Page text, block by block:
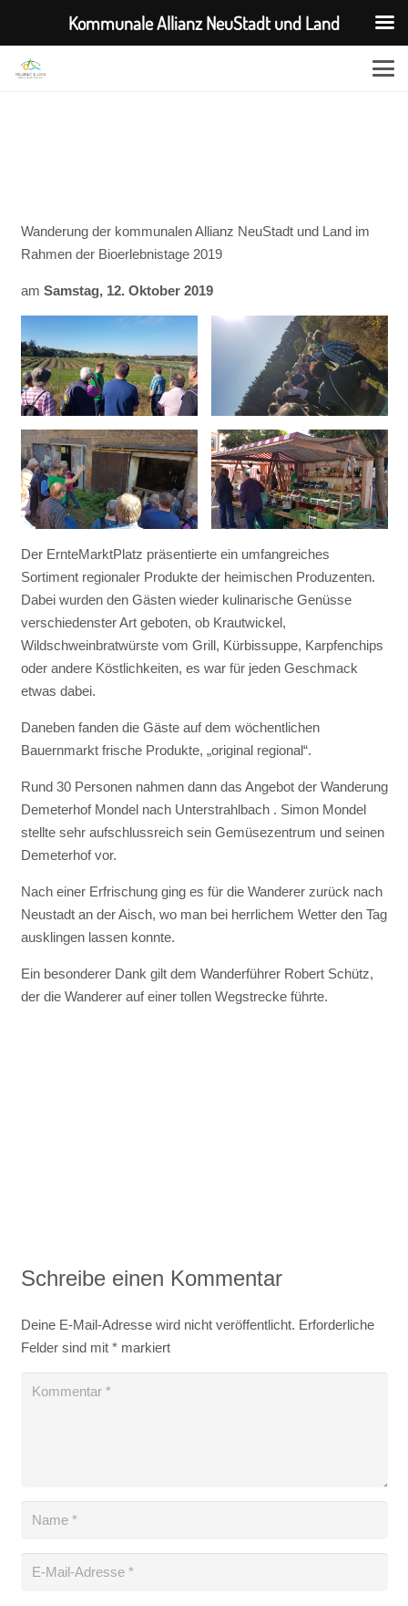
Wanderung der kommunalen Allianz NeuStadt und Land im
Rahmen der Bioerlebnistage 2019
am Samstag, 12. Oktober 2019
Der ErnteMarktPlatz präsentierte ein umfangreiches
Sortiment regionaler Produkte der heimischen Produzenten.
Dabei wurden den Gästen wieder kulinarische Genüsse
verschiedenster Art geboten, ob Krautwickel,
Wildschweinbratwürste vom Grill, Kürbissuppe, Karpfenchips
oder andere Köstlichkeiten, es war für jeden Geschmack
etwas dabei.
Daneben fanden die Gäste auf dem wöchentlichen
Bauernmarkt frische Produkte, „original regional“.
Rund 30 Personen nahmen dann das Angebot der Wanderung
Demeterhof Mondel nach Unterstrahlbach . Simon Mondel
stellte sehr aufschlussreich sein Gemüsezentrum und seinen
Demeterhof vor.
Nach einer Erfrischung ging es für die Wanderer zurück nach
Neustadt an der Aisch, wo man bei herrlichem Wetter den Tag
ausklingen lassen konnte.
Ein besonderer Dank gilt dem Wanderführer Robert Schütz,
der die Wanderer auf einer tollen Wegstrecke führte.
Schreibe einen Kommentar
Deine E-Mail-Adresse wird nicht veröffentlicht. Erforderliche
Felder sind mit *markiert
Kommunale Allianz NeuStadt und Land